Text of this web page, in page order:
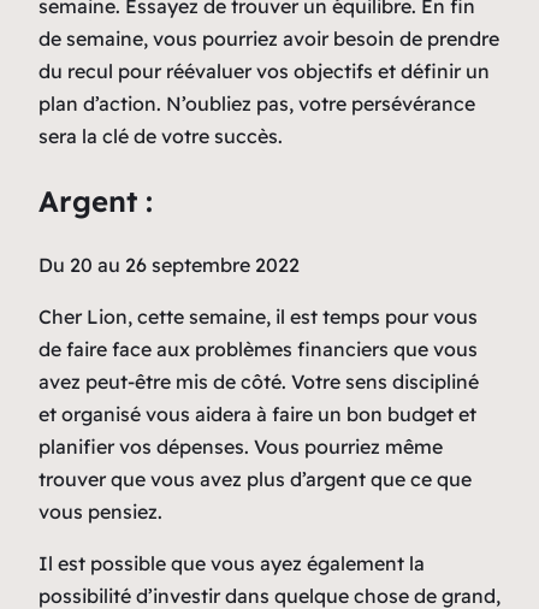
semaine. Essayez de trouver un équilibre. En fin
de semaine, vous pourriez avoir besoin de prendre
du recul pour réévaluer vos objectifs et définir un
plan d’action. N’oubliez pas, votre persévérance
sera la clé de votre succès.
Argent :
Du 20 au 26 septembre 2022
Cher Lion, cette semaine, il est temps pour vous
de faire face aux problèmes financiers que vous
avez peut-être mis de côté. Votre sens discipliné
et organisé vous aidera à faire un bon budget et
planifier vos dépenses. Vous pourriez même
trouver que vous avez plus d’argent que ce que
vous pensiez.
Il est possible que vous ayez également la
possibilité d’investir dans quelque chose de grand,